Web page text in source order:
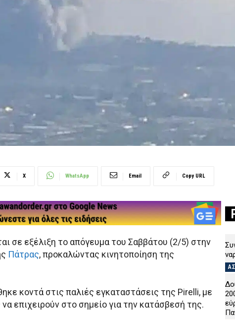
X WhatsApp Email Copy URL
σε εξέλιξη το απόγευμα του Σαββάτου (2/5) στην
Πάτρας, προκαλώντας κινητοποίηση της
κοντά στις παλιές εγκαταστάσεις της Pirelli, με
να επιχειρούν στο σημείο για την κατάσβεσή της.